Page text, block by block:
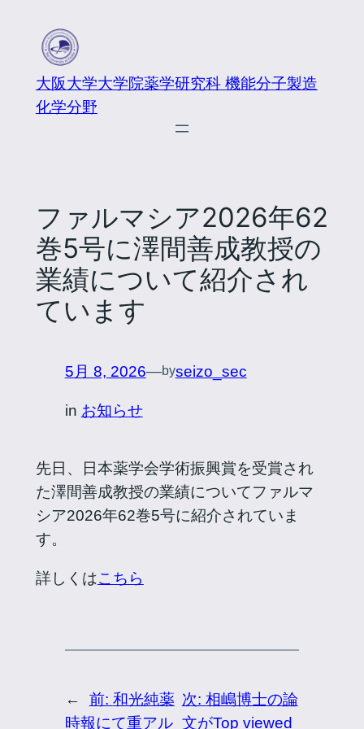
大阪大学大学院薬学研究科 機能分子製造
化学分野
ファルマシア2026年62
巻5号に澤間善成教授の
業績について紹介され
ています
5月 8, 2026—byseizo_sec
in お知らせ
先日、日本薬学会学術振興賞を受賞され
た澤間善成教授の業績についてファルマ
シア2026年62巻5号に紹介されていま
す。
詳しくはこちら
← 前: 和光純薬
時報にて重アル
次: 相嶋博士の論
文がTop viewed